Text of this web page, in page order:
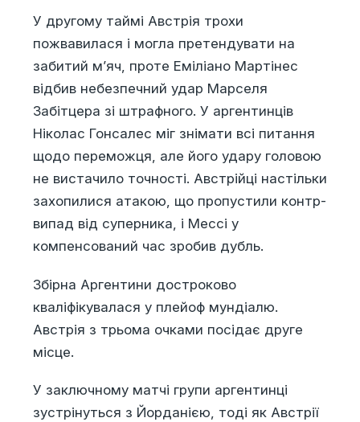
У другому таймі Австрія трохи
пожвавилася і могла претендувати на
забитий м’яч, проте Еміліано Мартінес
відбив небезпечний удар Марселя
Забітцера зі штрафного. У аргентинців
Ніколас Гонсалес міг знімати всі питання
щодо переможця, але його удару головою
не вистачило точності. Австрійці настільки
захопилися атакою, що пропустили контр-
випад від суперника, і Мессі у
компенсований час зробив дубль.
Збірна Аргентини достроково
кваліфікувалася у плейоф мундіалю.
Австрія з трьома очками посідає друге
місце.
У заключному матчі групи аргентинці
зустрінуться з Йорданією, тоді як Австрії